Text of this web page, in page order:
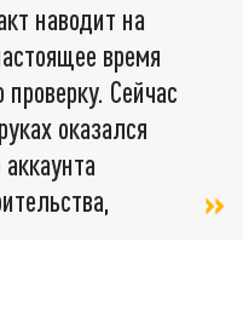
наводит на
время
Сейчас
оказался